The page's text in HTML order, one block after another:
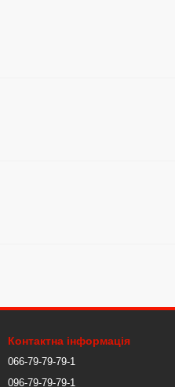
Контактна інформація
066-79-79-79-1
096-79-79-79-1